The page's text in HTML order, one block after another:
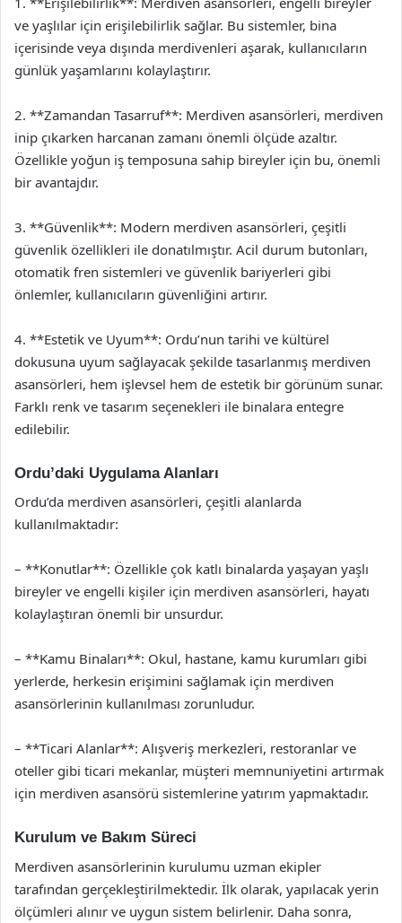
ve yaşlılar için erişilebilirlik sağlar. Bu sistemler, bina
içerisinde veya dışında merdivenleri aşarak, kullanıcıların
günlük yaşamlarını kolaylaştırır.
2. **Zamandan Tasarruf**: Merdiven asansörleri, merdiven
inip çıkarken harcanan zamanı önemli ölçüde azaltır.
Özellikle yoğun iş temposuna sahip bireyler için bu, önemli
bir avantajdır.
3. **Güvenlik**: Modern merdiven asansörleri, çeşitli
güvenlik özellikleri ile donatılmıştır. Acil durum butonları,
otomatik fren sistemleri ve güvenlik bariyerleri gibi
önlemler, kullanıcıların güvenliğini artırır.
4. **Estetik ve Uyum**: Ordu’nun tarihi ve kültürel
dokusuna uyum sağlayacak şekilde tasarlanmış merdiven
asansörleri, hem işlevsel hem de estetik bir görünüm sunar.
Farklı renk ve tasarım seçenekleri ile binalara entegre
edilebilir.
Ordu’daki Uygulama Alanları
Ordu’da merdiven asansörleri, çeşitli alanlarda
kullanılmaktadır:
– **Konutlar**: Özellikle çok katlı binalarda yaşayan yaşlı
bireyler ve engelli kişiler için merdiven asansörleri, hayatı
kolaylaştıran önemli bir unsurdur.
– **Kamu Binaları**: Okul, hastane, kamu kurumları gibi
yerlerde, herkesin erişimini sağlamak için merdiven
asansörlerinin kullanılması zorunludur.
– **Ticari Alanlar**: Alışveriş merkezleri, restoranlar ve
oteller gibi ticari mekanlar, müşteri memnuniyetini artırmak
için merdiven asansörü sistemlerine yatırım yapmaktadır.
Kurulum ve Bakım Süreci
Merdiven asansörlerinin kurulumu uzman ekipler
tarafından gerçekleştirilmektedir. İlk olarak, yapılacak yerin
ölçümleri alınır ve uygun sistem belirlenir. Daha sonra,